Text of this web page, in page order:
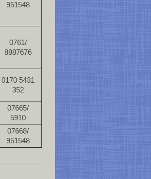
951548
0761/
8887676
0170 5431
352
07665/
5910
07668/
951548